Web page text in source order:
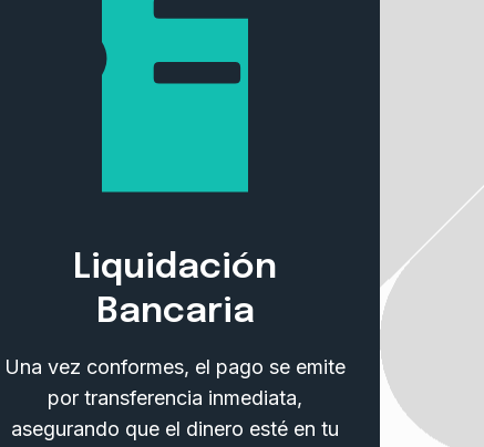
Liquidación
Bancaria
Una vez conformes, el pago se emite
por transferencia inmediata,
asegurando que el dinero esté en tu